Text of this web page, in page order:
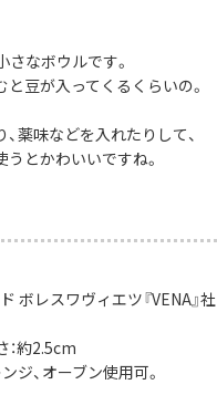
なボウルです。
豆が入ってくるくらいの。
薬味などを入れたりして、
とかわいいですね。
ボレスワヴィエツ『VENA』社
約2.5cm
ジ、オーブン使用可。